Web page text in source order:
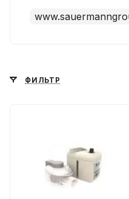
ФИЛЬТР